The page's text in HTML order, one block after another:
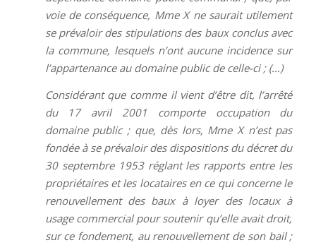
voie de conséquence, Mme X ne saurait utilement
se prévaloir des stipulations des baux conclus avec
la commune, lesquels n’ont aucune incidence sur
l’appartenance au domaine public de celle-ci ; (…)
Considérant que comme il vient d’être dit, l’arrêté
du 17 avril 2001 comporte occupation du
domaine public ; que, dès lors, Mme X n’est pas
fondée à se prévaloir des dispositions du décret du
30 septembre 1953 réglant les rapports entre les
propriétaires et les locataires en ce qui concerne le
renouvellement des baux à loyer des locaux à
usage commercial pour soutenir qu’elle avait droit,
sur ce fondement, au renouvellement de son bail;